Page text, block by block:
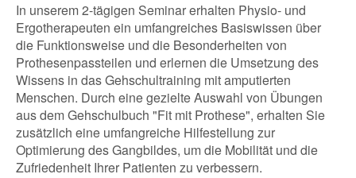
In unserem 2-tägigen Seminar erhalten Physio- und
Ergotherapeuten ein umfangreiches Basiswissen über
die Funktionsweise und die Besonderheiten von
Prothesenpassteilen und erlernen die Umsetzung des
Wissens in das Gehschultraining mit amputierten
Menschen. Durch eine gezielte Auswahl von Übungen
aus dem Gehschulbuch "Fit mit Prothese", erhalten Sie
zusätzlich eine umfangreiche Hilfestellung zur
Optimierung des Gangbildes, um die Mobilität und die
Zufriedenheit Ihrer Patienten zu verbessern.